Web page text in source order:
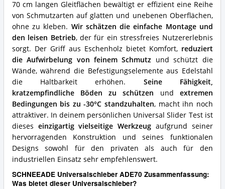
70 cm langen Gleitflächen bewältigt er effizient eine Reihe
von Schmutzarten auf glatten und unebenen Oberflächen,
ohne zu kleben. Wir schätzen die einfache Montage und
den leisen Betrieb, der für ein stressfreies Nutzererlebnis
sorgt. Der Griff aus Eschenholz bietet Komfort, reduziert
die Aufwirbelung von feinem Schmutz und schützt die
Wände, während die Befestigungselemente aus Edelstahl
die Haltbarkeit erhöhen. Seine Fähigkeit,
kratzempfindliche Böden zu schützen und extremen
Bedingungen bis zu -30°C standzuhalten, macht ihn noch
attraktiver. In deinem persönlichen Universal Slider Test ist
dieses einzigartig vielseitige Werkzeug aufgrund seiner
hervorragenden Konstruktion und seines funktionalen
Designs sowohl für den privaten als auch für den
industriellen Einsatz sehr empfehlenswert.
SCHNEEADE Universalschieber ADE70 Zusammenfassung:
Was bietet dieser Universalschieber?